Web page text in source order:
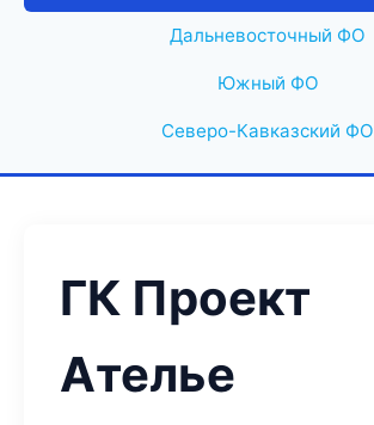
Дальневосточный ФО
Южный ФО
Северо-Кавказский ФО
ГК Проект
Ателье